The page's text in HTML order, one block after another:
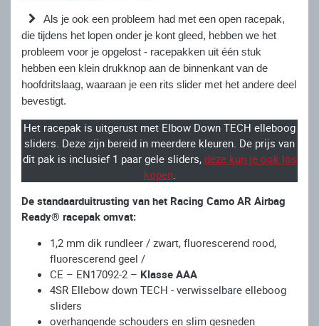
Als je ook een probleem had met een open racepak,
die tijdens het lopen onder je kont gleed, hebben we het
probleem voor je opgelost - racepakken uit één stuk
hebben een klein drukknop aan de binnenkant van de
hoofdritslaag, waaraan je een rits slider met het andere deel
bevestigt.
Het racepak is uitgerust met Elbow Down TECH elleboog
sliders. Deze zijn bereid in meerdere kleuren. De prijs van
dit pak is inclusief 1 paar gele sliders, deze kun je ook los
kopen.
De standaarduitrusting van het Racing Camo AR Airbag
Ready® racepak omvat:
1,2 mm dik rundleer / zwart, fluorescerend rood,
fluorescerend geel /
CE – EN17092-2 – Klasse AAA
4SR Ellebow down TECH - verwisselbare elleboog
sliders
overhangende schouders en slim gesneden